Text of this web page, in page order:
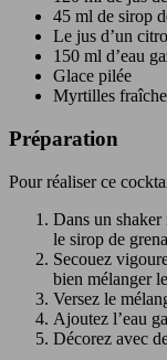
45 ml de sirop
Le jus d’un
150 ml d’eau
Glace pilée
Myrtilles
Préparation
Pour réaliser ce
Dans un
le sirop de
Secouez
bien mélanger
Versez le
Ajoutez l’eau
Décorez avec